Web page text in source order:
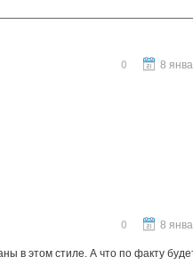
8
0
8
0
в этом стиле. А что по факту